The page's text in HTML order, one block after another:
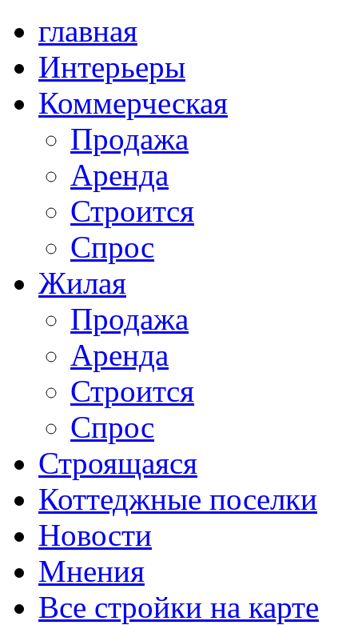
главная
Интерьеры
Коммерческая
Продажа
Аренда
Строится
Спрос
Жилая
Продажа
Аренда
Строится
Спрос
Строящаяся
Коттеджные поселки
Новости
Мнения
Все стройки на карте